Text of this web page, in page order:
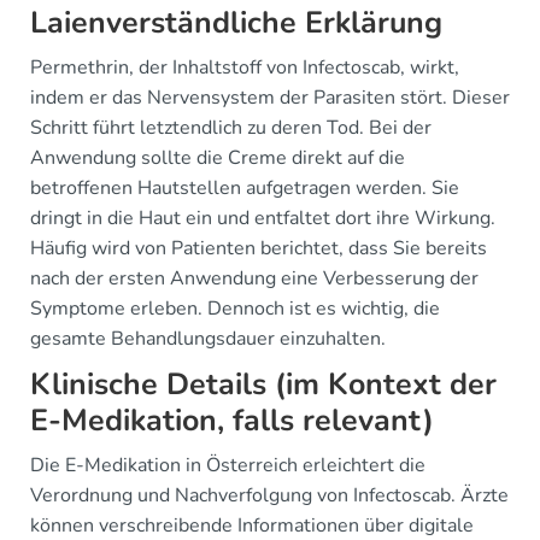
Laienverständliche Erklärung
Permethrin, der Inhaltstoff von Infectoscab, wirkt,
indem er das Nervensystem der Parasiten stört. Dieser
Schritt führt letztendlich zu deren Tod. Bei der
Anwendung sollte die Creme direkt auf die
betroffenen Hautstellen aufgetragen werden. Sie
dringt in die Haut ein und entfaltet dort ihre Wirkung.
Häufig wird von Patienten berichtet, dass Sie bereits
nach der ersten Anwendung eine Verbesserung der
Symptome erleben. Dennoch ist es wichtig, die
gesamte Behandlungsdauer einzuhalten.
Klinische Details (im Kontext der
E-Medikation, falls relevant)
Die E-Medikation in Österreich erleichtert die
Verordnung und Nachverfolgung von Infectoscab. Ärzte
können verschreibende Informationen über digitale